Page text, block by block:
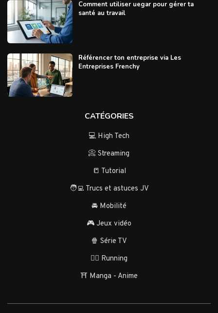
Comment utiliser uegar pour gérer ta
santé au travail
Référencer ton entreprise via Les
Entreprises Frenchy
CATÉGORIES
💻 High Tech
📀 Streaming
📒 Tutorial
🧑‍💻 Trucs et astuces JV
🚘 Mobilité
🎮 Jeux vidéo
🍿 Série TV
🏃‍♂️ Running
⛩️ Manga - Anime